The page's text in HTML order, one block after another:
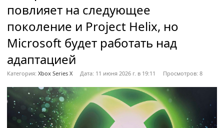
повлияет на следующее
поколение и Project Helix, но
Microsoft будет работать над
адаптацией
Категория: Xbox Series X Дата: 11 июня 2026 г. в 19:11 Просмотров: 8